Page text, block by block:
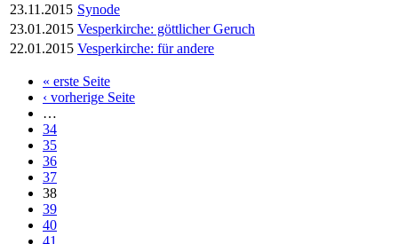
23.11.2015 Synode
23.01.2015 Vesperkirche: göttlicher Geruch
22.01.2015 Vesperkirche: für andere
Seiten« erste Seite
‹ vorherige Seite
…
34
35
36
37
38
39
40
41